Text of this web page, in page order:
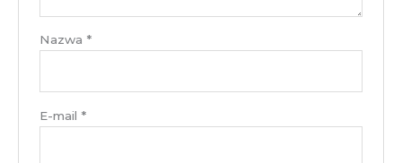
Nazwa *
E-mail *